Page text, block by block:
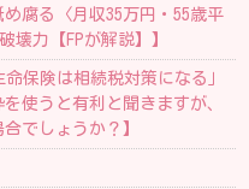
腐る〈月収35万円・55歳平
力【FPが解説】】
保険は相続税対策になる」
使うと有利と聞きますが、
でしょうか？】